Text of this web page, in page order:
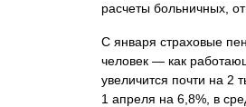
расчеты больничных,
С января страховые
человек — как
увеличится почти на 2
1 апреля на 6,8%, в